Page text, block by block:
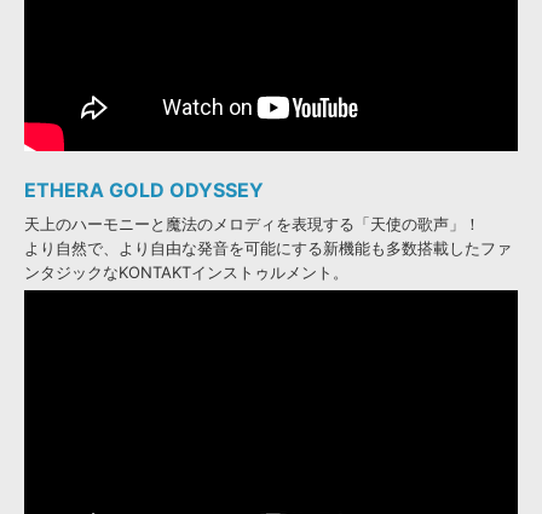
ETHERA GOLD ODYSSEY
天上のハーモニーと魔法のメロディを表現する「天使の歌声」！
より自然で、より自由な発音を可能にする新機能も多数搭載したファ
ンタジックなKONTAKTインストゥルメント。